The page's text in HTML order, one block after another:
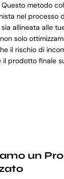
Questo metodo
nel processo
allineata alle
solo
il rischio di
il prodotto finale
un